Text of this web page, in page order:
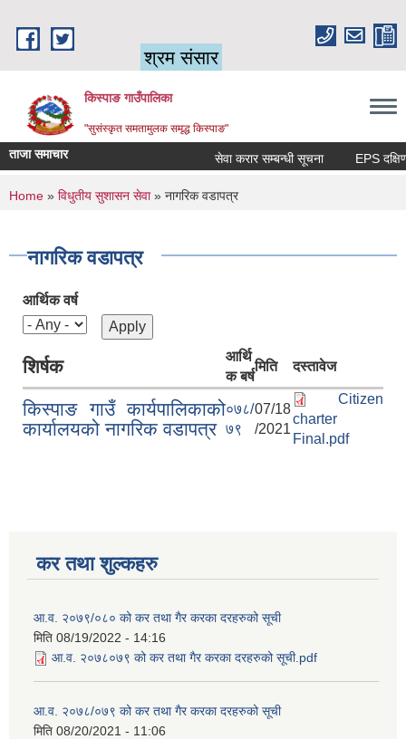
श्रम संसार
किस्पाङ गाउँपालिका
"सुसंस्कृत समतामुलक समृद्ध किस्पाङ"
ताजा समाचार सेवा करार सम्बन्धी सूचना
You are here
Home » विधुतीय सुशासन सेवा» नागरिक वडापत्र
नागरिक वडापत्र
आर्थिक वर्ष
शिर्षक
आर्थि
क बर्ष
मिति दस्तावेज
किस्पाङ गाउँ कार्यपालिकाको
कार्यालयको नागरिक वडापत्र
०७८/
७९
07/18
/2021
Citizen
charter
Final.pdf
कर तथा शुल्कहरु
आ.व. २०७९/०८० को कर तथा गैर करका दरहरुको सूची
मिति 08/19/2022 - 14:16
आ.व. २०७८०७९ को कर तथा गैर करका दरहरुको सूची.pdf
आ.व. २०७८/०७९ को कर तथा गैर करका दरहरुको सूची
मिति 08/20/2021 - 11:06